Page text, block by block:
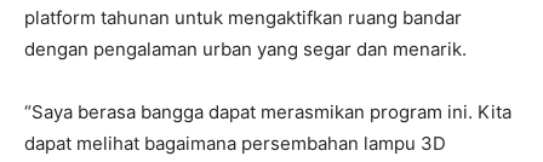
platform tahunan untuk mengaktifkan ruang bandar
dengan pengalaman urban yang segar dan menarik.
“Saya berasa bangga dapat merasmikan program ini. Kita
dapat melihat bagaimana persembahan lampu 3D